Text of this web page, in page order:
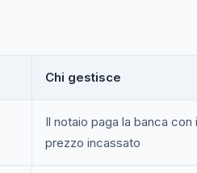
Chi gestisce
Il notaio paga la banca con
prezzo incassato